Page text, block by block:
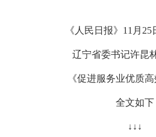
《人民日报》11月
辽宁省委书记许昆
《促进服务业优质高
全文如下
↓↓↓